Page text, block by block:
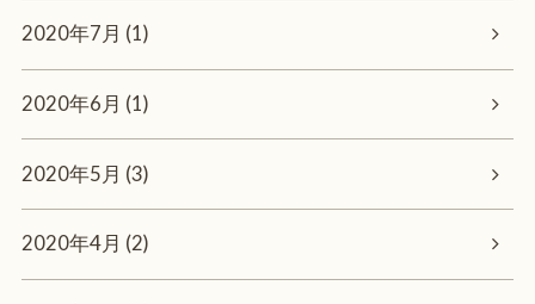
2020年7月 (1)
2020年6月 (1)
2020年5月 (3)
2020年4月 (2)